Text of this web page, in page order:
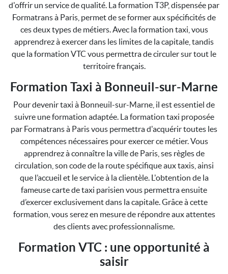
d'offrir un service de qualité. La formation T3P, dispensée par
Formatrans à Paris, permet de se former aux spécificités de
ces deux types de métiers. Avec la formation taxi, vous
apprendrez à exercer dans les limites de la capitale, tandis
que la formation VTC vous permettra de circuler sur tout le
territoire français.
Formation Taxi à Bonneuil-sur-Marne
Pour devenir taxi à Bonneuil-sur-Marne, il est essentiel de
suivre une formation adaptée. La formation taxi proposée
par Formatrans à Paris vous permettra d'acquérir toutes les
compétences nécessaires pour exercer ce métier. Vous
apprendrez à connaître la ville de Paris, ses règles de
circulation, son code de la route spécifique aux taxis, ainsi
que l’accueil et le service à la clientèle. L'obtention de la
fameuse carte de taxi parisien vous permettra ensuite
d’exercer exclusivement dans la capitale. Grâce à cette
formation, vous serez en mesure de répondre aux attentes
des clients avec professionnalisme.
Formation VTC : une opportunité à
saisir